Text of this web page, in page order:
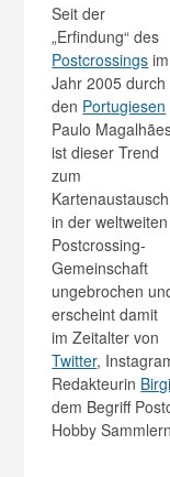
Seit der
„Erfindung“ des
Postcrossings im
Jahr 2005 durch
den Portugiesen
Paulo
ist dieser Trend
zum
Kartenaustausch
in der weltweiten
Postcrossing-
Gemeinschaft
ungebrochen
erscheint damit
im Zeitalter von
Twitter,
Redakteurin
dem Begriff
Hobby